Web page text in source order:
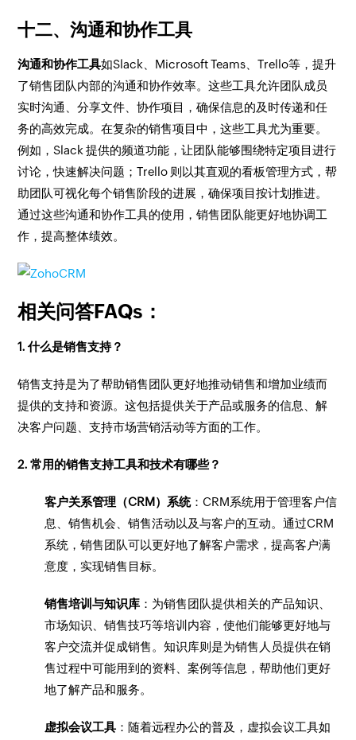
十二、沟通和协作工具
沟通和协作工具如Slack、Microsoft Teams、Trello等，提升
了销售团队内部的沟通和协作效率。这些工具允许团队成员
实时沟通、分享文件、协作项目，确保信息的及时传递和任
务的高效完成。在复杂的销售项目中，这些工具尤为重要。
例如，Slack 提供的频道功能，让团队能够围绕特定项目进行
讨论，快速解决问题；Trello 则以其直观的看板管理方式，帮
助团队可视化每个销售阶段的进展，确保项目按计划推进。
通过这些沟通和协作工具的使用，销售团队能更好地协调工
作，提高整体绩效。
相关问答FAQs：
1. 什么是销售支持？
销售支持是为了帮助销售团队更好地推动销售和增加业绩而
提供的支持和资源。这包括提供关于产品或服务的信息、解
决客户问题、支持市场营销活动等方面的工作。
2. 常用的销售支持工具和技术有哪些？
客户关系管理（CRM）系统：CRM系统用于管理客户信
息、销售机会、销售活动以及与客户的互动。通过CRM
系统，销售团队可以更好地了解客户需求，提高客户满
意度，实现销售目标。
销售培训与知识库 ：为销售团队提供相关的产品知识、
市场知识、销售技巧等培训内容，使他们能够更好地与
客户交流并促成销售。知识库则是为销售人员提供在销
售过程中可能用到的资料、案例等信息，帮助他们更好
地了解产品和服务。
虚拟会议工具 ：随着远程办公的普及，虚拟会议工具如